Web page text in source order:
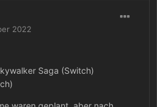
2022
Saga (Switch)